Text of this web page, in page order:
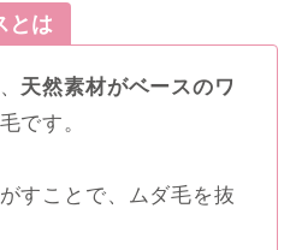
とは
天然素材がベースのワ
です。
すことで、ムダ毛を抜